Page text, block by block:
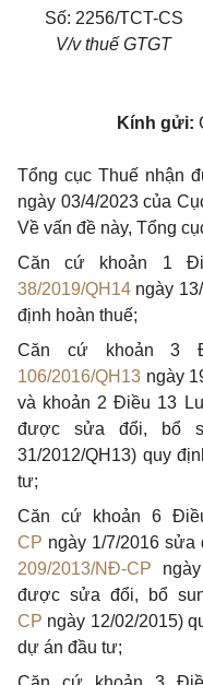
Số: 2256/TCT-CS
V/v thuế GTGT
Kính gửi:
Tổng cục Thuế nhận
ngày 03/4/2023 của
Về vấn đề này, Tổng
Căn cứ khoản 1
38/2019/QH14 ngày
định hoàn thuế;
Căn cứ khoản 3
106/2016/QH13 ngày
và khoản 2 Điều 13
được sửa đổi, bổ
31/2012/QH13) quy
tư;
Căn cứ khoản 6
CP ngày 1/7/2016
209/2013/NĐ-CP
được sửa đổi, bổ
CP ngày 12/02/2015)
dự án đầu tư;